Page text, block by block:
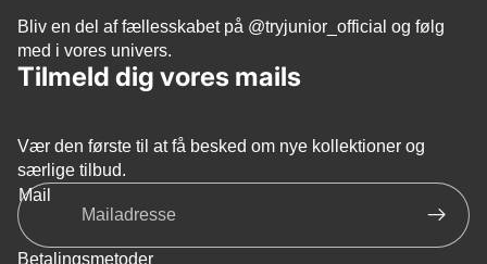
Bliv en del af fællesskabet på @tryjunior_official og følg
med i vores univers.
Tilmeld dig vores mails
Vær den første til at få besked om nye kollektioner og
særlige tilbud.
Mail
Betalingsmetoder
Politik om beskyttelse af persondata
Refusionspolitik
Servicevilkår
Leveringspolitik